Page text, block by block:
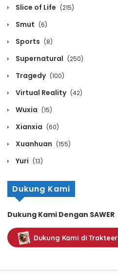
July 2, 2023
Volume 12 Chapter 11
December 29, 2022
Volume 12 Chapter 9
December 29, 2022
Volume 12 Chapter 8
December 29, 2022
Volume 12 Chapter 7
December 29, 2022
Volume 12 Chapter 6
December 29, 2022
Slice of Life (215)
Smut (6)
Sports (8)
Supernatural (250)
Tragedy (100)
Virtual Reality (42)
Wuxia (15)
Xianxia (60)
Xuanhuan (155)
Yuri (13)
Dukung Kami
Dukung Kami Dengan SAWER
Dukung Kami di Trakteer